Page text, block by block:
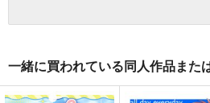
一緒に買われている同人作品また